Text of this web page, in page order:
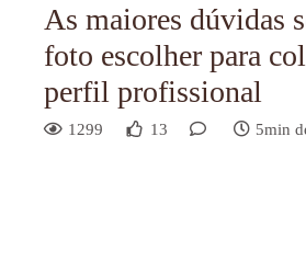
As maiores dúvidas
foto escolher para
perfil profissional
1299 13 5min